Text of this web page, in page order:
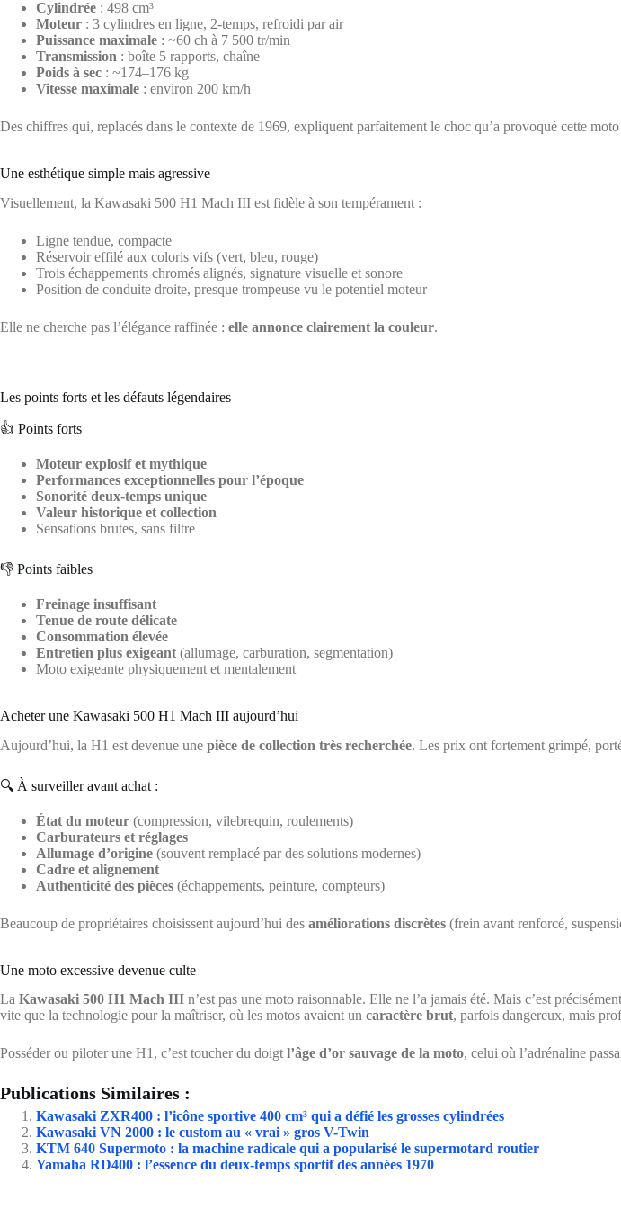
Cylindrée : 498 cm³
Moteur : 3 cylindres en ligne, 2-temps, refroidi par air
Puissance maximale : ~60 ch à 7 500 tr/min
Transmission : boîte 5 rapports, chaîne
Poids à sec : ~174–176 kg
Vitesse maximale : environ 200 km/h
Des chiffres qui, replacés dans le contexte de 1969, expliquent parfaitement le choc qu’a provoqué cette moto
Une esthétique simple mais agressive
Visuellement, la Kawasaki 500 H1 Mach III est fidèle à son tempérament :
Ligne tendue, compacte
Réservoir effilé aux coloris vifs (vert, bleu, rouge)
Trois échappements chromés alignés, signature visuelle et sonore
Position de conduite droite, presque trompeuse vu le potentiel moteur
Elle ne cherche pas l’élégance raffinée : elle annonce clairement la couleur.
Les points forts et les défauts légendaires
👍 Points forts
Moteur explosif et mythique
Performances exceptionnelles pour l’époque
Sonorité deux-temps unique
Valeur historique et collection
Sensations brutes, sans filtre
👎 Points faibles
Freinage insuffisant
Tenue de route délicate
Consommation élevée
Entretien plus exigeant (allumage, carburation, segmentation)
Moto exigeante physiquement et mentalement
Acheter une Kawasaki 500 H1 Mach III aujourd’hui
Aujourd’hui, la H1 est devenue une pièce de collection très recherchée. Les prix ont fortement grimpé,
🔍 À surveiller avant achat :
État du moteur (compression, vilebrequin, roulements)
Carburateurs et réglages
Allumage d’origine (souvent remplacé par des solutions modernes)
Cadre et alignement
Authenticité des pièces (échappements, peinture, compteurs)
Beaucoup de propriétaires choisissent aujourd’hui des améliorations discrètes (frein avant renforcé,
Une moto excessive devenue culte
La Kawasaki 500 H1 Mach III n’est pas une moto raisonnable. Elle ne l’a jamais été. Mais c’est
vite que la technologie pour la maîtriser, où les motos avaient un caractère brut, parfois dangereux, mais
Posséder ou piloter une H1, c’est toucher du doigt l’âge d’or sauvage de la moto, celui où l’adrénaline
Publications Similaires :
Kawasaki ZXR400 : l’icône sportive 400 cm³ qui a défié les grosses cylindrées
Kawasaki VN 2000 : le custom au « vrai » gros V-Twin
KTM 640 Supermoto : la machine radicale qui a popularisé le supermotard routier
Yamaha RD400 : l’essence du deux-temps sportif des années 1970